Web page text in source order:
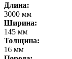
Длина:
3000 мм
Ширина:
145 мм
Толщина:
16 мм